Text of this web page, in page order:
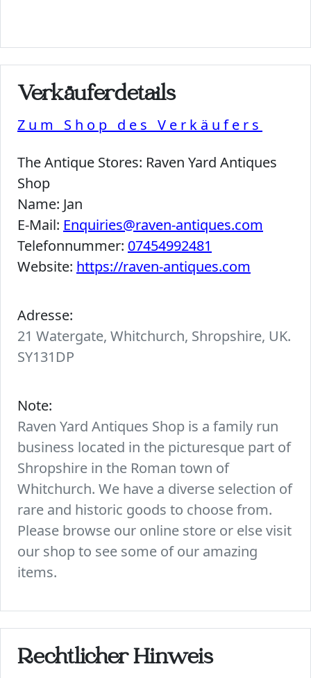
Verkäuferdetails
Zum Shop des Verkäufers
The Antique Stores: Raven Yard Antiques
Shop
Name: Jan
E-Mail: Enquiries@raven-antiques.com
Telefonnummer: 07454992481
Website: https://raven-antiques.com
Adresse:
21 Watergate, Whitchurch, Shropshire, UK.
SY131DP
Note:
Raven Yard Antiques Shop is a family run
business located in the picturesque part of
Shropshire in the Roman town of
Whitchurch. We have a diverse selection of
rare and historic goods to choose from.
Please browse our online store or else visit
our shop to see some of our amazing
items.
Rechtlicher Hinweis